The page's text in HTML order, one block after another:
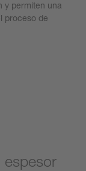
y permiten una
proceso de